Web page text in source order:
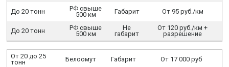
До 20 тонн
РФ свыше
500 км
Габарит От 95 руб./км
До 20 тонн
РФ свыше
500 км
Не
габарит
От 120 руб./км +
разрешение
От 20 до 25
тонн
Белоомут Габарит От 17 000 руб